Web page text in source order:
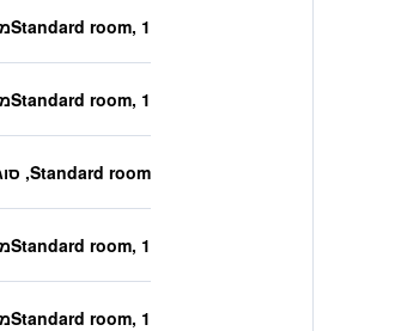
Standard room, 1מיטת קינג
Standard room, 1מיטת קינג
Standard room, סוג המיטה לא ידוע
Standard room, 1מיטת קינג
Standard room, 1מיטת קינג